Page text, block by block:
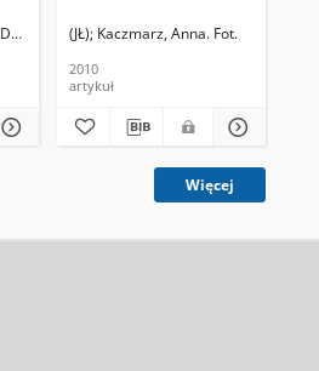
Dudek, Filip. Rys.
(JŁ) Kaczmarz, Anna. Fot.
2010
artykuł
Więcej